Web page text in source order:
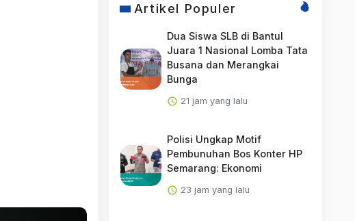
Artikel Populer
Dua Siswa SLB di Bantul
Juara 1 Nasional Lomba Tata
Busana dan Merangkai
Bunga
21 jam yang lalu
Polisi Ungkap Motif
Pembunuhan Bos Konter HP
Semarang: Ekonomi
23 jam yang lalu